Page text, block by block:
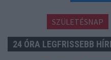
SZÜLETÉSNAP
24 ÓRA LEGFRISSEBB